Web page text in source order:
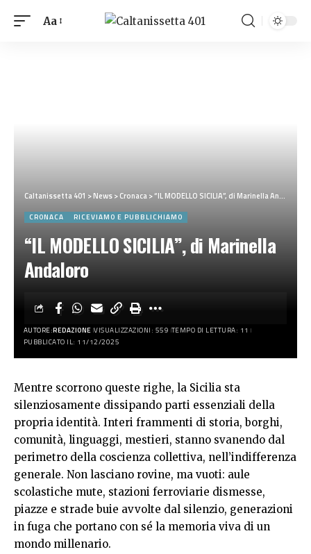
Aa
Caltanissetta 401 >News>Cronaca>“IL MODELLO SICILIA”, di Marinella Andaloro
CRONACA RICEVIAMO E PUBBLICHIAMO
“IL MODELLO SICILIA”, di Marinella
Andaloro
AUTORE:REDAZIONE VISUALIZZAZIONI: 559 TEMPO DI LETTURA: 11
PUBBLICATO IL: 11/12/2025
Mentre scorrono queste righe, la Sicilia sta
silenziosamente dissipando parti essenziali della
propria identità. Interi frammenti di storia, borghi,
comunità, linguaggi, mestieri, stanno svanendo dal
perimetro della coscienza collettiva, nell’indifferenza
generale. Non lasciano rovine, ma vuoti: aule
scolastiche mute, stazioni ferroviarie dismesse,
piazze e strade buie avvolte dal silenzio, generazioni
in fuga che portano con sé la memoria viva di un
mondo millenario.